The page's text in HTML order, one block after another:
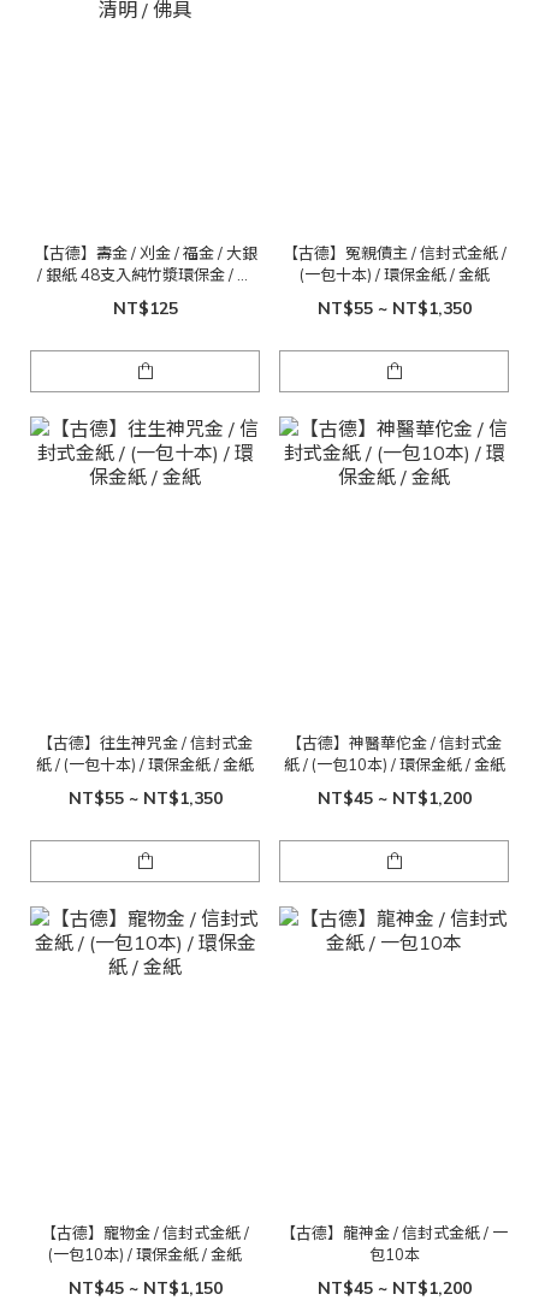
【古德】壽金 / 刈金 / 福金 / 大銀
/ 銀紙 48支入純竹漿環保金 / 金
紙 / 拜拜 / 清明 / 佛具
NT$125
【古德】冤親債主 / 信封式金紙 /
(一包十本) / 環保金紙 / 金紙
NT$55 ~ NT$1,350
【古德】往生神咒金 / 信封式金
紙 / (一包十本) / 環保金紙 / 金紙
NT$55 ~ NT$1,350
【古德】神醫華佗金 / 信封式金
紙 / (一包10本) / 環保金紙 / 金紙
NT$45 ~ NT$1,200
【古德】寵物金 / 信封式金紙 /
(一包10本) / 環保金紙 / 金紙
NT$45 ~ NT$1,150
【古德】龍神金 / 信封式金紙 / 一
包10本
NT$45 ~ NT$1,200